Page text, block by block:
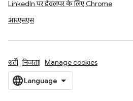
LinkedIn पर डेवलपर के लिए Chrome
आरएसएस
शर्तें निजता Manage cookies